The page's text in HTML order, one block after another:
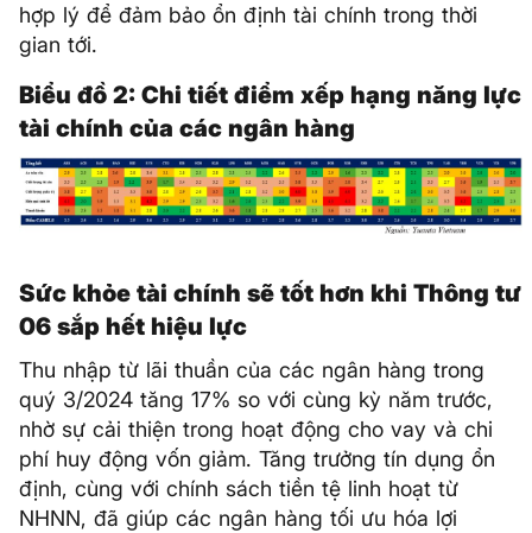
hợp lý để đảm bảo ổn định tài chính trong thời
gian tới.
Biểu đồ 2: Chi tiết điểm xếp hạng năng lực
tài chính của các ngân hàng
Sức khỏe tài chính sẽ tốt hơn khi Thông tư
06 sắp hết hiệu lực
Thu nhập từ lãi thuần của các ngân hàng trong
quý 3/2024 tăng 17% so với cùng kỳ năm trước,
nhờ sự cải thiện trong hoạt động cho vay và chi
phí huy động vốn giảm. Tăng trưởng tín dụng ổn
định, cùng với chính sách tiền tệ linh hoạt từ
NHNN, đã giúp các ngân hàng tối ưu hóa lợi